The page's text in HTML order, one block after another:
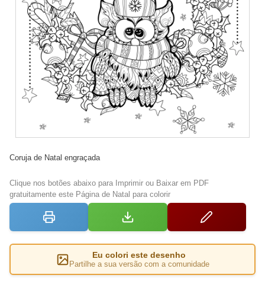
Coruja de Natal engraçada
Clique nos botões abaixo para Imprimir ou Baixar em PDF
gratuitamente este Página de Natal para colorir
Eu colori este desenho
Partilhe a sua versão com a comunidade